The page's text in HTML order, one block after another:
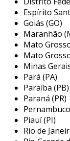
com o objetivo
eficaz.
principais
hidráulico
os filtros
setores da
necessidade de
principais usos
indústria
Espírito
Goiás (GO)
Maranhão
Mato
Mato
Minas
Pará (PA)
Paraíba (PB)
Paraná (PR)
Piauí (PI)
Rio de